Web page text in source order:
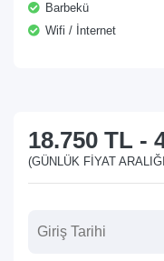
Barbekü
Wifi / İnternet
18.750 TL -
(GÜNLÜK FIYAT